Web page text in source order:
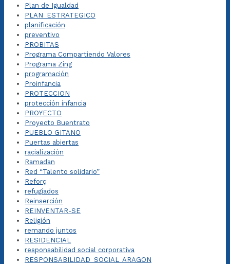
Plan de Igualdad
PLAN_ESTRATEGICO
planificación
preventivo
PROBITAS
Programa Compartiendo Valores
Programa Zing
programación
Proinfancia
PROTECCION
protección infancia
PROYECTO
Proyecto Buentrato
PUEBLO GITANO
Puertas abiertas
racialización
Ramadan
Red “Talento solidario”
Reforç
refugiados
Reinserción
REINVENTAR-SE
Religión
remando juntos
RESIDENCIAL
responsabilidad social corporativa
RESPONSABILIDAD_SOCIAL_ARAGON